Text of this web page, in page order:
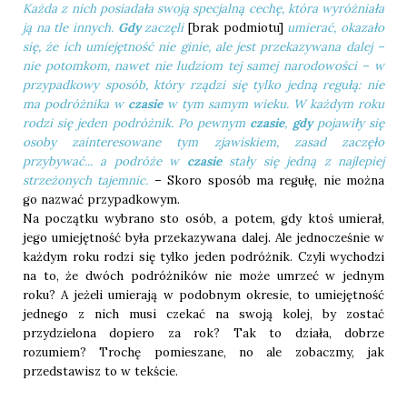
Każda z nich posiadała swoją specjalną cechę, która wyróżniała
ją na tle innych. Gdyzaczęli[brak podmiotu]umierać, okazało
się, że ich umiejętność nie ginie, ale jest przekazywana dalej ­–
nie potomkom, nawet nie ludziom tej samej narodowości – w
przypadkowy sposób, który rządzi się tylko jedną regułą: nie
ma podróżnika w czasiew tym samym wieku. W każdym roku
rodzi się jeden podróżnik. Po pewnym czasie, gdypojawiły się
osoby zainteresowane tym zjawiskiem, zasad zaczęło
przybywać... a podróże w czasiestały się jedną z najlepiej
strzeżonych tajemnic. – Skoro sposób ma regułę, nie można
go nazwać przypadkowym.
Na początku wybrano sto osób, a potem, gdy ktoś umierał,
jego umiejętność była przekazywana dalej. Ale jednocześnie w
każdym roku rodzi się tylko jeden podróżnik. Czyli wychodzi
na to, że dwóch podróżników nie może umrzeć w jednym
roku? A jeżeli umierają w podobnym okresie, to umiejętność
jednego z nich musi czekać na swoją kolej, by zostać
przydzielona dopiero za rok? Tak to działa, dobrze
rozumiem? Trochę pomieszane, no ale zobaczmy, jak
przedstawisz to w tekście.